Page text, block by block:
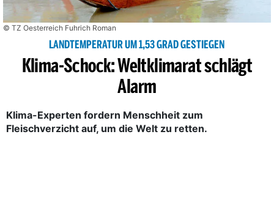
© TZ Oesterreich Fuhrich Roman
LANDTEMPERATUR UM 1,53 GRAD GESTIEGEN
Klima-Schock: Weltklimarat schlägt
Alarm
Klima-Experten fordern Menschheit zum
Fleischverzicht auf, um die Welt zu retten.